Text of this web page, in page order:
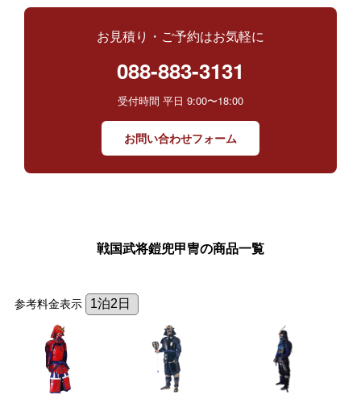
お見積り・ご予約はお気軽に
088-883-3131
受付時間 平日 9:00〜18:00
お問い合わせフォーム
戦国武将鎧兜甲冑の商品一覧
参考料金表示